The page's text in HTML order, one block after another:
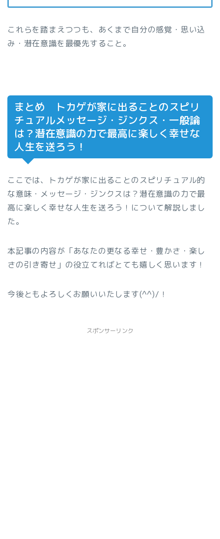
これらを踏まえつつも、あくまで自分の感覚・思い込
み・潜在意識を最優先すること。
まとめ トカゲが家に出ることのスピリ
チュアルメッセージ・ジンクス・一般論
は？潜在意識の力で最高に楽しく幸せな
人生を送ろう！
ここでは、トカゲが家に出ることのスピリチュアル的
な意味・メッセージ・ジンクスは？潜在意識の力で最
高に楽しく幸せな人生を送ろう！について解説しまし
た。
本記事の内容が「あなたの更なる幸せ・豊かさ・楽し
さの引き寄せ」の役立てればとても嬉しく思います！
今後ともよろしくお願いいたします(^^)/！
スポンサーリンク